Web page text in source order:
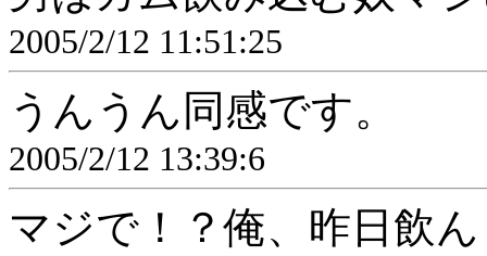
2005/2/12 11:51:25
うんうん同感です。
2005/2/12 13:39:6
マジで！？俺、昨日飲